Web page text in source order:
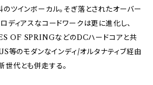
ツインボーカル。そぎ落とされたオーバー
ロディアスなコードワークは更に進化し、
OF SPRINGなどのDCハードコアと共
等のモダンなインディ/オルタナティブ経由
世代とも併走する。